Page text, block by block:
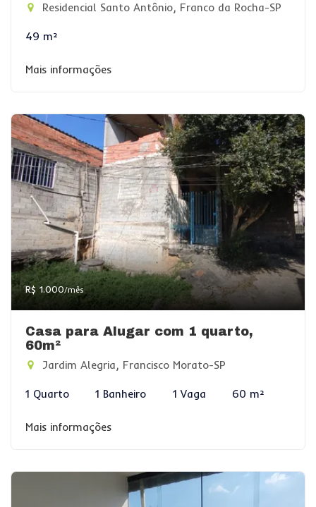
Residencial Santo Antônio, Franco da Rocha-SP
49 m²
Mais informações
R$ 1.000/mês
Casa para Alugar com 1 quarto,
60m²
Jardim Alegria, Francisco Morato-SP
1 Quarto 1 Banheiro 1 Vaga 60 m²
Mais informações